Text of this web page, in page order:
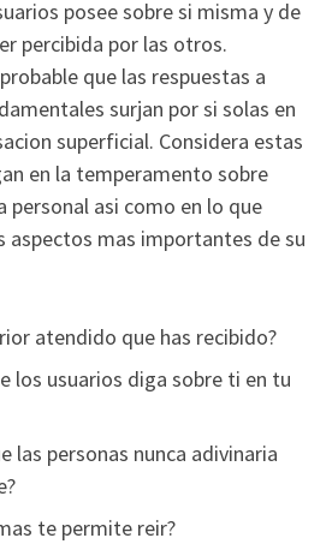
posee sobre si misma y de
percibida por las otros.
que las respuestas a
surjan por si solas en
superficial. Considera estas
en la temperamento sobre
personal asi­ como en lo que
aspectos mas importantes de su
atendido que has recibido?
los usuarios diga sobre ti en tu
las personas nunca adivinaria
te permite reir?